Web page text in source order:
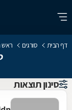
דף הבית סורגים ראש
סינון תוצאות